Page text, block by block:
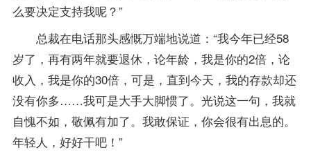
么要决定支持我呢？”
总裁在电话那头感慨万端地说道：“我今年已经58
岁了，再有两年就要退休，论年龄，我是你的2倍，论
收入，我是你的30倍，可是，直到今天，我的存款却还
没有你多……我可是大手大脚惯了。光说这一句，我就
自愧不如，敬佩有加了。我敢保证，你会很有出息的。
年轻人，好好干吧！”